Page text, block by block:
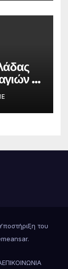
–
του
.
ΕΠΙΚΟΙΝΩΝΙΑ